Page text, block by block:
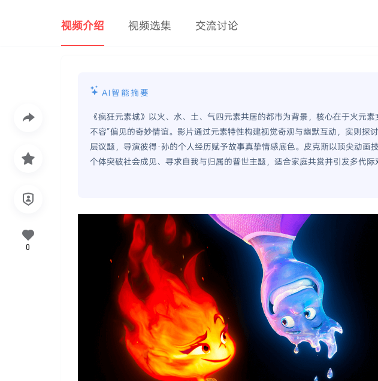
视频介绍 视频选集 交流讨论
AI智能摘要
《疯狂元素城》以火、水、土、气四元素共居的都市为背景，核心在于火元
不容”偏见的奇妙情谊。影片通过元素特性构建视觉奇观与幽默互动，实则探
层议题，导演彼得·孙的个人经历赋予故事真挚情感底色。皮克斯以顶尖动画
个体突破社会成见、寻求自我与归属的普世主题，适合家庭共赏并引发多代际
0